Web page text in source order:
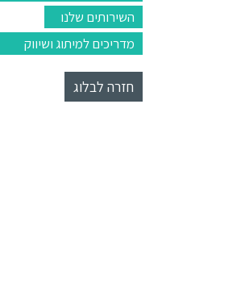
השירותים שלנו
מדריכים למיתוג ושיווק
חזרה לבלוג